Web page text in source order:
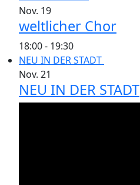
Nov. 19
weltlicher Chor
18:00- 19:30
NEU IN DER STADT
Nov. 21
NEU IN DER STADT